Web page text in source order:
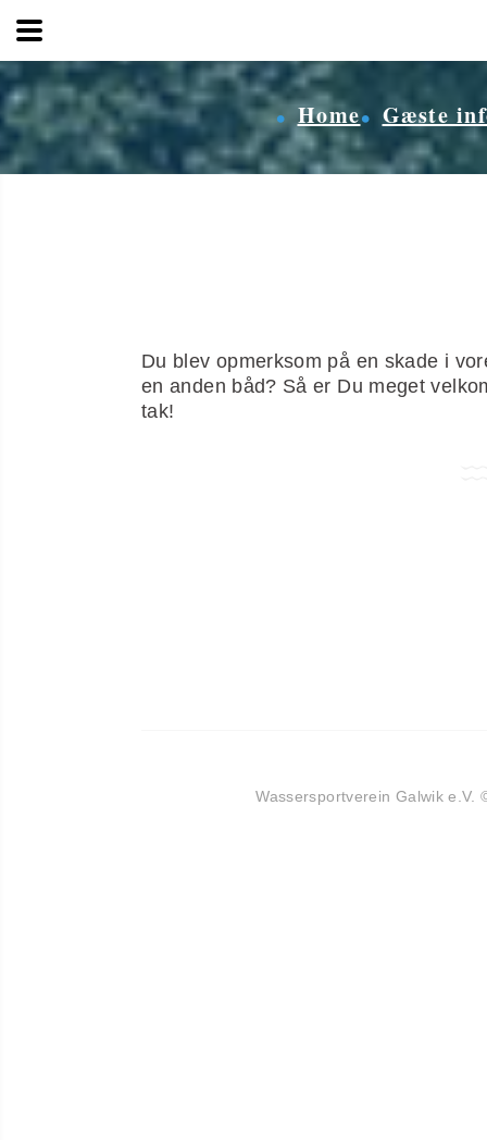
Home Gæste
Du blev opmerksom på en skade i
en anden båd? Så er Du meget
tak!
Wassersportverein Galwik e.V.